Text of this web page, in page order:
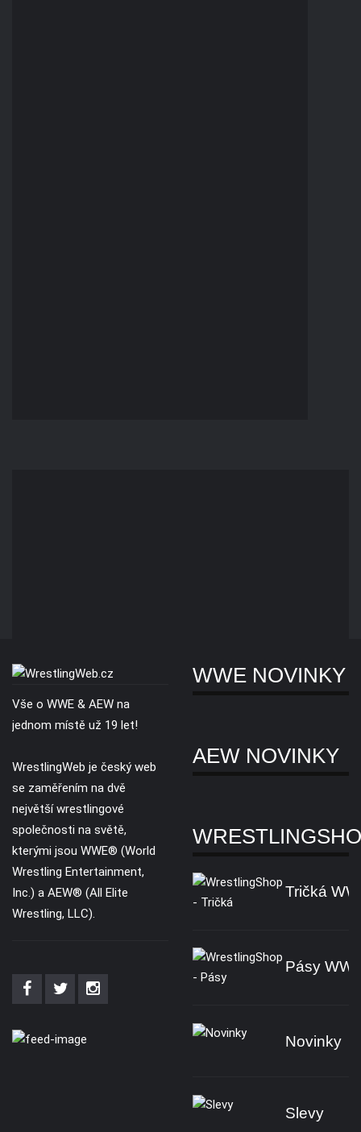
Vše o WWE & AEW na
jednom místě už 19 let!
WrestlingWeb je český web
se zaměřením na dvě
největší wrestlingové
společnosti na světě,
kterými jsou WWE® (World
Wrestling Entertainment,
Inc.) a AEW® (All Elite
Wrestling, LLC).
WWE NOVINKY
AEW NOVINKY
Tričká
Pásy
Novinky
Slevy